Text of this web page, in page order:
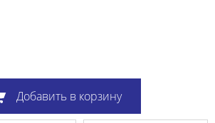
Добавить в корзину